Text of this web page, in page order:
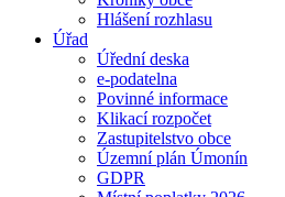
Hlášení rozhlasu
Úřad
Úřední deska
e-podatelna
Povinné informace
Klikací rozpočet
Zastupitelstvo obce
Územní plán Úmonín
GDPR